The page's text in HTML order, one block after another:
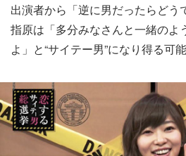
出演者から「逆に男だったらどう
指原は「多分みなさんと一緒のよ
よ」と“サイテー男”になり得る可